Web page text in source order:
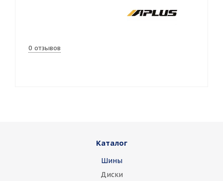
0 отзывов
Каталог
Шины
Диски